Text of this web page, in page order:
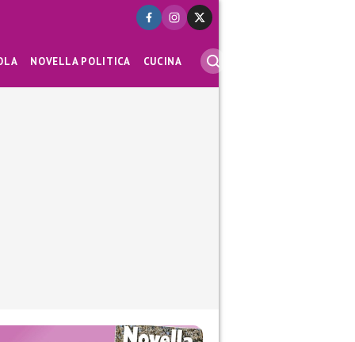
NOVELLA POLITICA CUCINA